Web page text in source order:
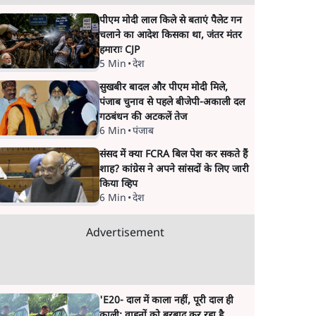
पीएम मोदी लाल किले से बताएं पैलेट गन
चलाने का आदेश किसका था, जंतर मंतर
हमाराः CJP
5 Min •देश
सुखबीर बादल और पीएम मोदी मिले,
पंजाब चुनाव से पहले बीजेपी-अकाली दल
गठबंधन की अटकलें तेज
6 Min •पंजाब
संसद में क्या FCRA बिल पेश कर सकते हैं
शाह? कांग्रेस ने अपने सांसदों के लिए जारी
किया व्हिप
6 Min •देश
Advertisement
'E20- दाल में काला नहीं, पूरी दाल ही